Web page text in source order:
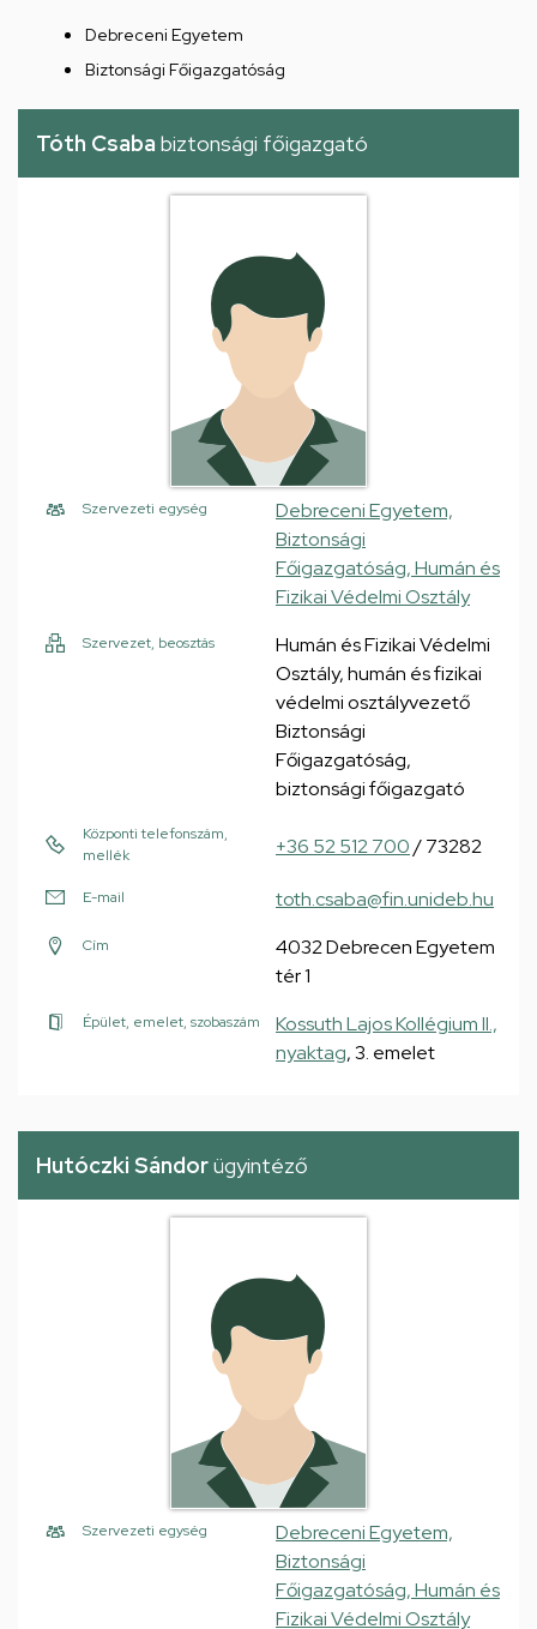
Debreceni Egyetem
Biztonsági Főigazgatóság
Tóth Csaba biztonsági főigazgató
Szervezeti egység
Debreceni Egyetem,
Biztonsági
Főigazgatóság, Humán és
Fizikai Védelmi Osztály
Szervezet, beosztás
Humán és Fizikai Védelmi
Osztály, humán és fizikai
védelmi osztályvezető
Biztonsági
Főigazgatóság,
biztonsági főigazgató
Központi telefonszám,
mellék
+36 52 512 700/ 73282
E-mail toth.csaba@fin.unideb.hu
Cím
4032 Debrecen Egyetem
tér 1
Épület, emelet, szobaszám
Kossuth Lajos Kollégium II.,
nyaktag, 3. emelet
Hutóczki Sándorügyintéző
Szervezeti egység
Debreceni Egyetem,
Biztonsági
Főigazgatóság, Humán és
Fizikai Védelmi Osztály